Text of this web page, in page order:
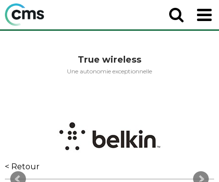
True wireless
Une autonomie exceptionnelle
< Retour